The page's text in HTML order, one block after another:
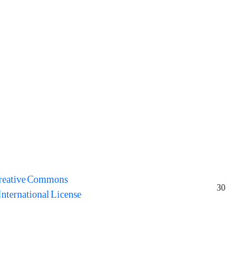
Commons
License